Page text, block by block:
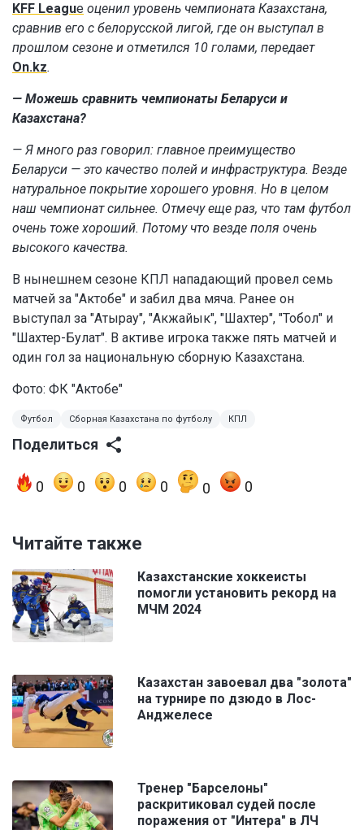
KFF League оценил уровень чемпионата Казахстана,
сравнив его с белорусской лигой, где он выступал в
прошлом сезоне и отметился 10 голами, передает
On.kz.
— Можешь сравнить чемпионаты Беларуси и
Казахстана?
— Я много раз говорил: главное преимущество
Беларуси — это качество полей и инфраструктура. Везде
натуральное покрытие хорошего уровня. Но в целом
наш чемпионат сильнее. Отмечу еще раз, что там футбол
очень тоже хороший. Потому что везде поля очень
высокого качества.
В нынешнем сезоне КПЛ нападающий провел семь
матчей за "Актобе" и забил два мяча. Ранее он
выступал за "Атырау", "Акжайык", "Шахтер", "Тобол" и
"Шахтер-Булат". В активе игрока также пять матчей и
один гол за национальную сборную Казахстана.
Фото: ФК "Актобе"
Футбол Сборная Казахстана по футболу КПЛ
Поделиться
0 0 0 0 0 0
Читайте также
Казахстанские хоккеисты
помогли установить рекорд на
МЧМ 2024
Казахстан завоевал два "золота"
на турнире по дзюдо в Лос-
Анджелесе
Тренер "Барселоны"
раскритиковал судей после
поражения от "Интера" в ЛЧ